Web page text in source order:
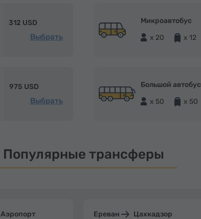
312 USD
Выбрать
Микроавтобус
x 20
x 12
975 USD
Выбрать
Большой автобус
x 50
x 50
Популярные трансферы
Аэропорт
Ереван Цахкадзор